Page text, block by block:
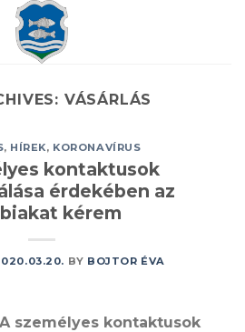
VÁSÁRLÁS
, HÍREK, KORONAVÍRUS
kontaktusok
érdekében az
kérem
BY BOJTOR ÉVA
személyes kontaktusok